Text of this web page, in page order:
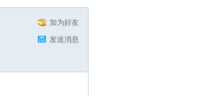
加为好友
发送消息